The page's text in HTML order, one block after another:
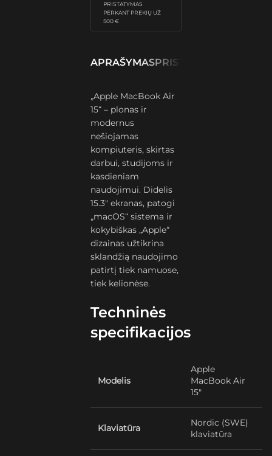
PRISTATYMAS
PERKANT PREKIŲ UŽ
500 €
APRAŠYMASPRISTATYMAS IR
„Apple MacBook Air
15“ – plonas ir
modernus
nešiojamas
kompiuteris, skirtas
darbui, studijoms ir
kasdieniam
naudojimui. Didelis
15.3″ ekranas, patogi
„macOS“ sistema ir
kokybiškas „Apple“
dizainas užtikrina
sklandžią naudojimo
patirtį tiek namuose,
tiek kelionėse.
Techninės
specifikacijos
Modelis
Apple
MacBook Air
15″
Klaviatūra
Nordic (SWE)
klaviatūra